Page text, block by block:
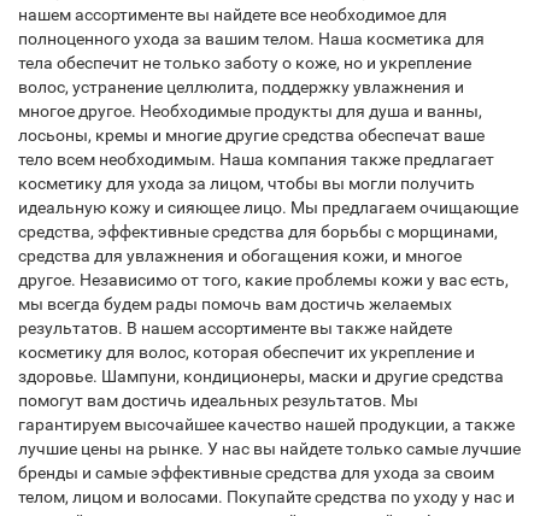
нашем ассортименте вы найдете все необходимое для
полноценного ухода за вашим телом. Наша косметика для
тела обеспечит не только заботу о коже, но и укрепление
волос, устранение целлюлита, поддержку увлажнения и
многое другое. Необходимые продукты для душа и ванны,
лосьоны, кремы и многие другие средства обеспечат ваше
тело всем необходимым. Наша компания также предлагает
косметику для ухода за лицом, чтобы вы могли получить
идеальную кожу и сияющее лицо. Мы предлагаем очищающие
средства, эффективные средства для борьбы с морщинами,
средства для увлажнения и обогащения кожи, и многое
другое. Независимо от того, какие проблемы кожи у вас есть,
мы всегда будем рады помочь вам достичь желаемых
результатов. В нашем ассортименте вы также найдете
косметику для волос, которая обеспечит их укрепление и
здоровье. Шампуни, кондиционеры, маски и другие средства
помогут вам достичь идеальных результатов. Мы
гарантируем высочайшее качество нашей продукции, а также
лучшие цены на рынке. У нас вы найдете только самые лучшие
бренды и самые эффективные средства для ухода за своим
телом, лицом и волосами. Покупайте средства по уходу у нас и